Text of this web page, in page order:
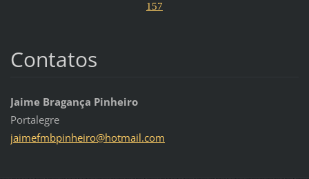
157
Contatos
Jaime Bragança Pinheiro
Portalegre
jaimefmbpinheiro@hotmail.com